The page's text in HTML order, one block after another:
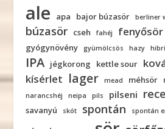
ale apa bajor búzasör berliner
búzasör cseh fahéj fenyősör
gyógynövény
gyümölcsös hazy
IPA jégkorong kettle sour
kísérlet lager mead méhsör
narancshéj neipa pils pilseni
savanyú
skót spontán spontán